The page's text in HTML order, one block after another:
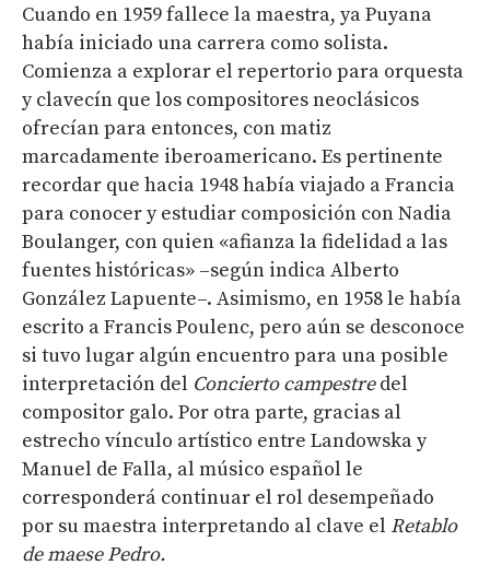
Cuando en 1959 fallece la maestra, ya Puyana
había iniciado una carrera como solista.
Comienza a explorar el repertorio para orquesta
y clavecín que los compositores neoclásicos
ofrecían para entonces, con matiz
marcadamente iberoamericano. Es pertinente
recordar que hacia 1948 había viajado a Francia
para conocer y estudiar composición con Nadia
Boulanger, con quien «afianza la fidelidad a las
fuentes históricas» –según indica Alberto
González Lapuente–. Asimismo, en 1958 le había
escrito a Francis Poulenc, pero aún se desconoce
si tuvo lugar algún encuentro para una posible
interpretación del Concierto campestredel
compositor galo. Por otra parte, gracias al
estrecho vínculo artístico entre Landowska y
Manuel de Falla, al músico español le
corresponderá continuar el rol desempeñado
por su maestra interpretando al clave el Retablo
de maese Pedro.